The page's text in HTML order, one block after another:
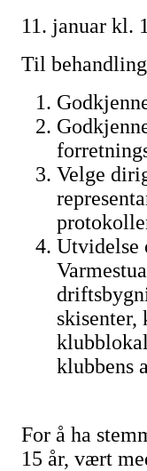
11. januar kl.
Til
Velge
Utvidelse
skisenter,
klubbens
For å ha
15 år, vært